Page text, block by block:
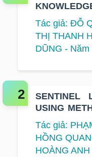
BREAST
AMONG
SOME
HO CHI
Tác giả: ĐỖ
THỊ THANH
DŨNG -
SENTINEL
USING
EARLY-
K HOSPITAL
Tác giả:
HỒNG
HOÀNG